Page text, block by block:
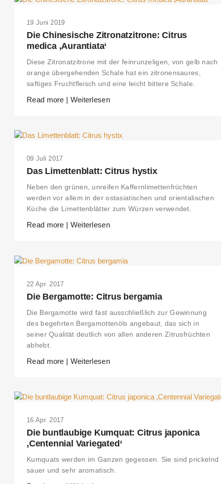
19 Juni 2019
Die Chinesische Zitronatzitrone: Citrus
medica ‚Aurantiata‘
Diese Zitronatzitrone mit der feinrunzeligen, von gelb nach
orange übergehenden Schale hat ein zitronensaures,
saftiges Fruchtfleisch und eine leicht bittere Schale.
Read more | Weiterlesen
09 Juli 2017
Das Limettenblatt: Citrus hystix
Neben den grünen, unreifen Kaffernlimettenfrüchten
werden vor allem in der ostasiatischen und orientalischen
Küche die Limettenblätter zum Würzen verwendet.
Read more | Weiterlesen
22 Apr. 2017
Die Bergamotte: Citrus bergamia
Die Bergamotte wird fast ausschließlich zur Gewinnung
des begehrten Bergamottenöls angebaut, das sich in
seiner Qualität deutlich von allen anderen Zitrusfrüchten
abhebt.
Read more | Weiterlesen
16 Apr. 2017
Die buntlaubige Kumquat: Citrus japonica
‚Centennial Variegated‘
Kumquats werden im Ganzen gegessen. Sie sind prickelnd
sauer und sehr aromatisch.